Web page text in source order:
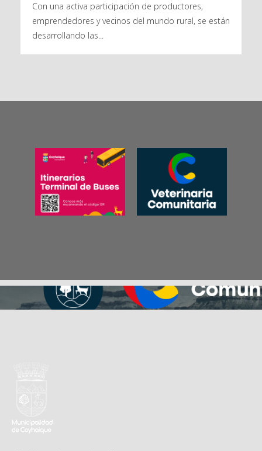
Con una activa participación de productores,
emprendedores y vecinos del mundo rural, se están
desarrollando las...